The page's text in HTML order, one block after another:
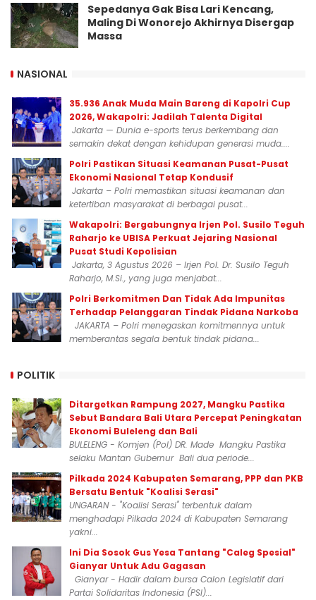
Sepedanya Gak Bisa Lari Kencang,
Maling Di Wonorejo Akhirnya Disergap
Massa
NASIONAL
35.936 Anak Muda Main Bareng di Kapolri Cup
2026, Wakapolri: Jadilah Talenta Digital
Jakarta — Dunia e-sports terus berkembang dan
semakin dekat dengan kehidupan generasi muda....
Polri Pastikan Situasi Keamanan Pusat-Pusat
Ekonomi Nasional Tetap Kondusif
Jakarta – Polri memastikan situasi keamanan dan
ketertiban masyarakat di berbagai pusat...
Wakapolri: Bergabungnya Irjen Pol. Susilo Teguh
Raharjo ke UBISA Perkuat Jejaring Nasional
Pusat Studi Kepolisian
Jakarta, 3 Agustus 2026 – Irjen Pol. Dr. Susilo Teguh
Raharjo, M.Si., yang juga menjabat...
Polri Berkomitmen Dan Tidak Ada Impunitas
Terhadap Pelanggaran Tindak Pidana Narkoba
JAKARTA – Polri menegaskan komitmennya untuk
memberantas segala bentuk tindak pidana...
POLITIK
Ditargetkan Rampung 2027, Mangku Pastika
Sebut Bandara Bali Utara Percepat Peningkatan
Ekonomi Buleleng dan Bali
BULELENG - Komjen (Pol) DR. Made Mangku Pastika
selaku Mantan Gubernur Bali dua periode...
Pilkada 2024 Kabupaten Semarang, PPP dan PKB
Bersatu Bentuk "Koalisi Serasi"
UNGARAN - "Koalisi Serasi" terbentuk dalam
menghadapi Pilkada 2024 di Kabupaten Semarang
yakni...
Ini Dia Sosok Gus Yesa Tantang "Caleg Spesial"
Gianyar Untuk Adu Gagasan
Gianyar - Hadir dalam bursa Calon Legislatif dari
Partai Solidaritas Indonesia (PSI)...